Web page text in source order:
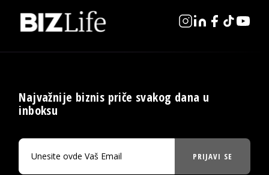
Najvažnije biznis priče svakog dana u
inboksu
PRIJAVI SE